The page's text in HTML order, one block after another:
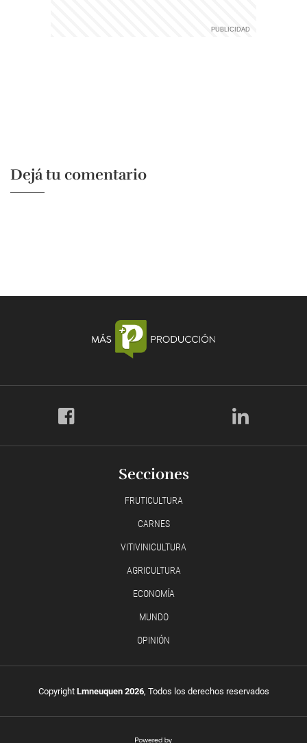
Dejá tu comentario
Secciones
FRUTICULTURA
CARNES
VITIVINICULTURA
AGRICULTURA
ECONOMÍA
MUNDO
OPINIÓN
Copyright Lmneuquen 2026, Todos los derechos reservados